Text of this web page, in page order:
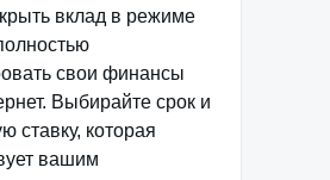
вклад в режиме
свои финансы
Выбирайте срок и
ставку, которая
вашим